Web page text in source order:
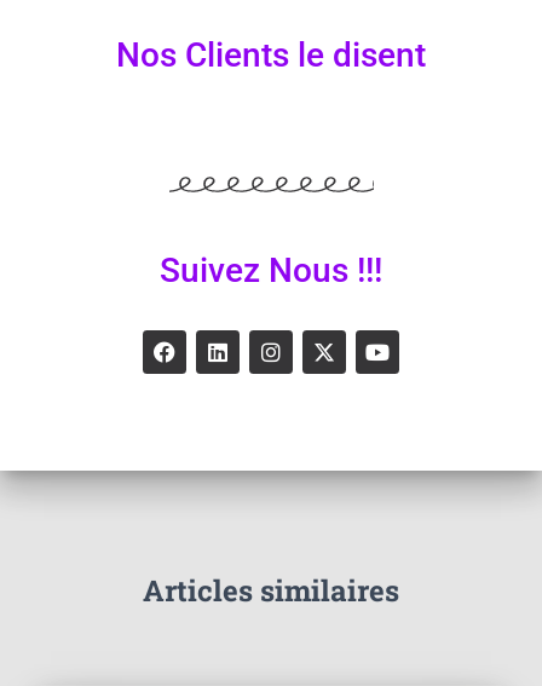
Nos Clients le disent
Suivez Nous !!!
Articles similaires